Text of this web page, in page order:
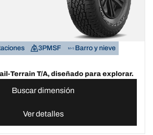
3PMSF
Barro y nieve
Terrain T/A, diseñado para explorar.
Buscar dimensión
Ver detalles